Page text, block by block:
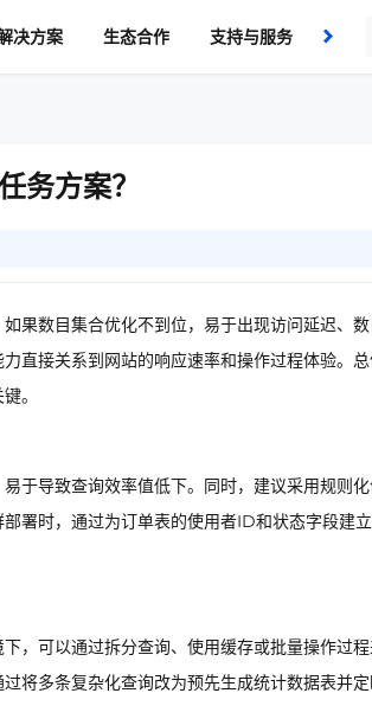
决方案 生态合作 支持与服务
了
务方案？
果数目集合优化不到位，易于出现访问延迟、
直接关系到网站的响应速率和操作过程体验。
。
于导致查询效率值低下。同时，建议采用规则
署时，通过为订单表的使用者ID和状态字段建
，可以通过拆分查询、使用缓存或批量操作过
将多条复杂化查询改为预先生成统计数据表并